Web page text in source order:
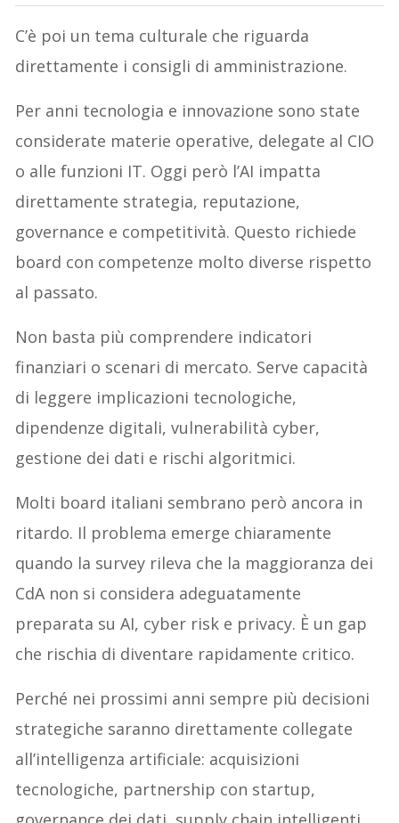
C’è poi un tema culturale che riguarda
direttamente i consigli di amministrazione.
Per anni tecnologia e innovazione sono state
considerate materie operative, delegate al CIO
o alle funzioni IT. Oggi però l’AI impatta
direttamente strategia, reputazione,
governance e competitività. Questo richiede
board con competenze molto diverse rispetto
al passato.
Non basta più comprendere indicatori
finanziari o scenari di mercato. Serve capacità
di leggere implicazioni tecnologiche,
dipendenze digitali, vulnerabilità cyber,
gestione dei dati e rischi algoritmici.
Molti board italiani sembrano però ancora in
ritardo. Il problema emerge chiaramente
quando la survey rileva che la maggioranza dei
CdA non si considera adeguatamente
preparata su AI, cyber risk e privacy. È un gap
che rischia di diventare rapidamente critico.
Perché nei prossimi anni sempre più decisioni
strategiche saranno direttamente collegate
all’intelligenza artificiale: acquisizioni
tecnologiche, partnership con startup,